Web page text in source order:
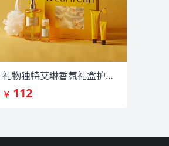
礼物独特艾琳香氛礼盒护手霜沐浴露礼盒
￥ 112